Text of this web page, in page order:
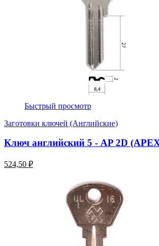
Быстрый просмотр
Заготовки ключей (Английские)
Ключ английский 5 - AP 2D
524,50 ₽